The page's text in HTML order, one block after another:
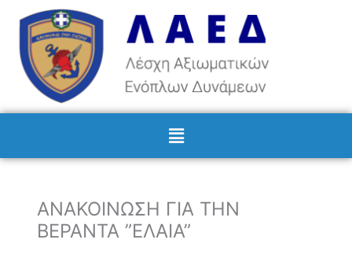
Μετάβαση
περιεχόμενο
Menu
ΑΝΑΚΟΙΝΩΣΗ ΓΙΑ ΤΗΝ
ΒΕΡΑΝΤΑ ”ΕΛΑΙΑ”